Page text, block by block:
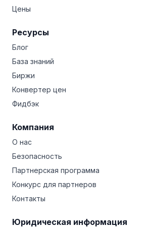
Цены
Ресурсы
Блог
База знаний
Биржи
Конвертер цен
Фидбэк
Компания
О нас
Безопасность
Партнерская программа
Конкурс для партнеров
Контакты
Юридическая информация